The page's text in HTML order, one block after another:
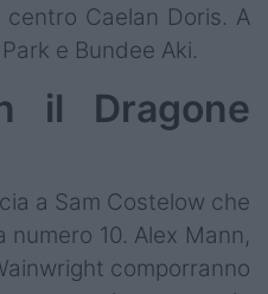
Caelan Doris. A
e Bundee Aki.
il Dragone
a Sam Costelow che
10. Alex Mann,
comporranno